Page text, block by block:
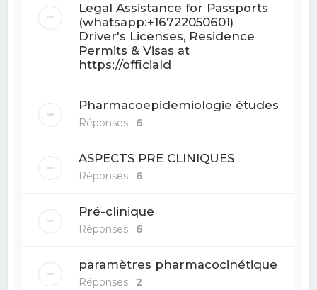
Legal Assistance for Passports
(whatsapp:+16722050601)
Driver's Licenses, Residence
Permits & Visas at
https://officiald
Pharmacoepidemiologie études
Réponses : 6
ASPECTS PRE CLINIQUES
Réponses : 6
Pré-clinique
Réponses : 6
paramètres pharmacocinétique
Réponses : 2